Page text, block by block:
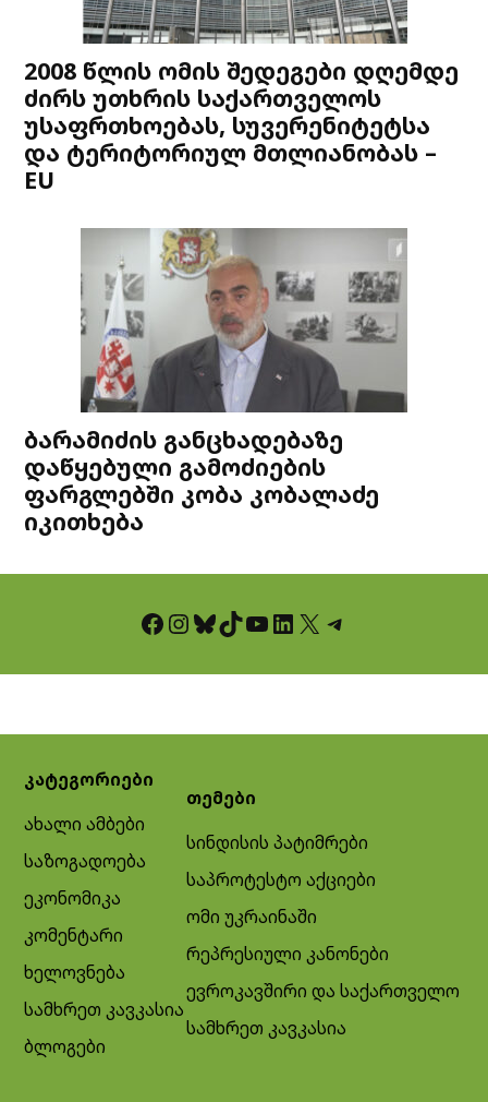
2008 წლის ომის შედეგები დღემდე
ძირს უთხრის საქართველოს
უსაფრთხოებას, სუვერენიტეტსა
და ტერიტორიულ მთლიანობას –
EU
ბარამიძის განცხადებაზე
დაწყებული გამოძიების
ფარგლებში კობა კობალაძე
იკითხება
Facebook InstagramBluesky TikTok YouTube LinkedIn X Telegram
კატეგორიები
ახალი ამბები
საზოგადოება
ეკონომიკა
კომენტარი
ხელოვნება
სამხრეთ კავკასია
ბლოგები
თემები
სინდისის პატიმრები
საპროტესტო აქციები
ომი უკრაინაში
რეპრესიული კანონები
ევროკავშირი და საქართველო
სამხრეთ კავკასია